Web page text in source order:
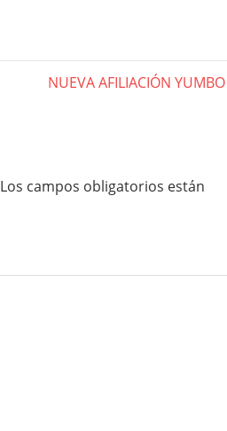
Next
NUEVA AFILIACIÓN YUMBO
Los campos obligatorios están